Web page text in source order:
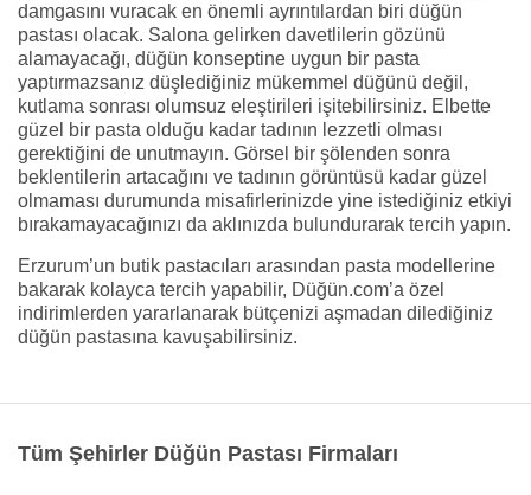
damgasını vuracak en önemli ayrıntılardan biri düğün
pastası olacak. Salona gelirken davetlilerin gözünü
alamayacağı, düğün konseptine uygun bir pasta
yaptırmazsanız düşlediğiniz mükemmel düğünü değil,
kutlama sonrası olumsuz eleştirileri işitebilirsiniz. Elbette
güzel bir pasta olduğu kadar tadının lezzetli olması
gerektiğini de unutmayın. Görsel bir şölenden sonra
beklentilerin artacağını ve tadının görüntüsü kadar güzel
olmaması durumunda misafirlerinizde yine istediğiniz etkiyi
bırakamayacağınızı da aklınızda bulundurarak tercih yapın.
Erzurum’un butik pastacıları arasından pasta modellerine
bakarak kolayca tercih yapabilir, Düğün.com’a özel
indirimlerden yararlanarak bütçenizi aşmadan dilediğiniz
düğün pastasına kavuşabilirsiniz.
Tüm Şehirler Düğün Pastası Firmaları